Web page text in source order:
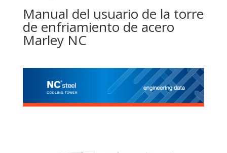
Manual del usuario de la torre
de enfriamiento de acero
Marley NC